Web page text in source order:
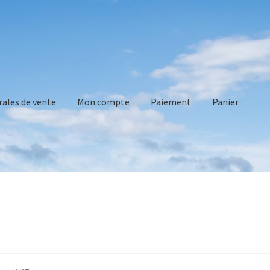
de vente Mon compte Paiement Panier